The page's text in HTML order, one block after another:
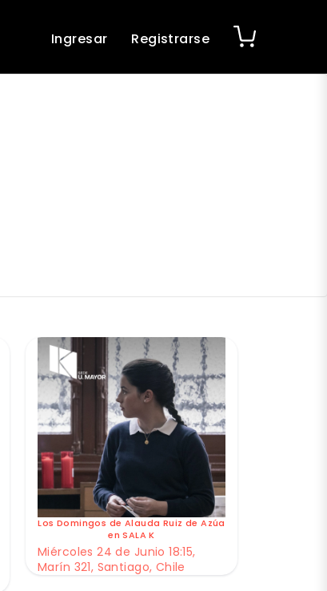
Ingresar Registrarse
Los Domingos de Alauda Ruiz de Azúa
en SALA K
Miércoles 24 de Junio 18:15,
Marín 321, Santiago, Chile